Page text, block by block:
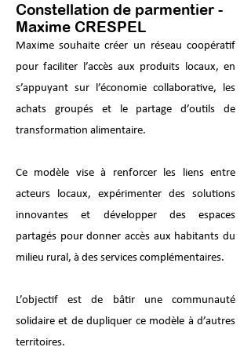
Constellation de parmentier -
Maxime CRESPEL
Maxime souhaite créer un réseau coopératif
pour faciliter l’accès aux produits locaux, en
s’appuyant sur l’économie collaborative, les
achats groupés et le partage d’outils de
transformation alimentaire.
Ce modèle vise à renforcer les liens entre
acteurs locaux, expérimenter des solutions
innovantes et développer des espaces
partagés pour donner accès aux habitants du
milieu rural, à des services complémentaires.
L’objectif est de bâtir une communauté
solidaire et de dupliquer ce modèle à d’autres
territoires.